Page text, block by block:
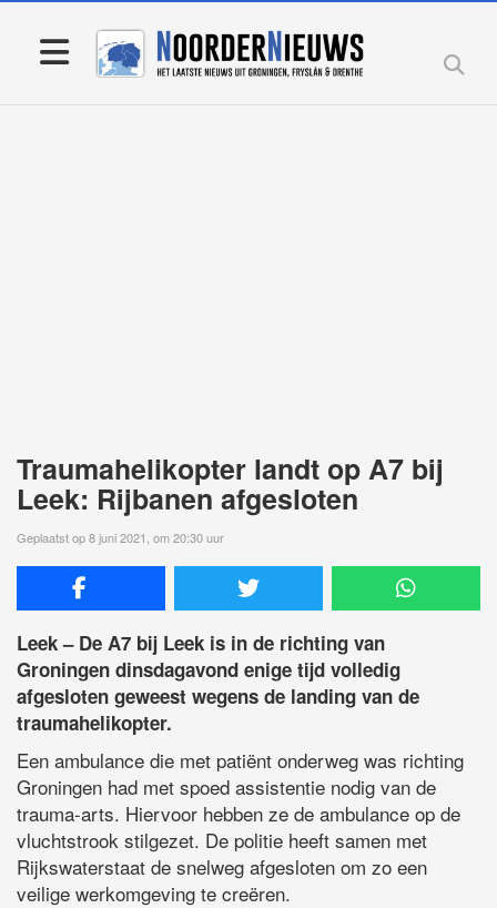
Traumahelikopter landt op A7 bij
Leek: Rijbanen afgesloten
Geplaatst op 8 juni 2021, om 20:30 uur
Leek – De A7 bij Leek is in de richting van
Groningen dinsdagavond enige tijd volledig
afgesloten geweest wegens de landing van de
traumahelikopter.
Een ambulance die met patiënt onderweg was richting
Groningen had met spoed assistentie nodig van de
trauma-arts. Hiervoor hebben ze de ambulance op de
vluchtstrook stilgezet. De politie heeft samen met
Rijkswaterstaat de snelweg afgesloten om zo een
veilige werkomgeving te creëren.